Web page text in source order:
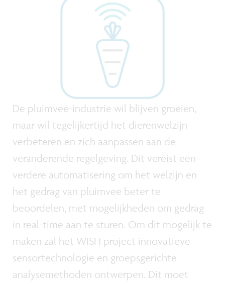
De pluimvee-industrie wil blijven groeien,
maar wil tegelijkertijd het dierenwelzijn
verbeteren en zich aanpassen aan de
veranderende regelgeving. Dit vereist een
verdere automatisering om het welzijn en
het gedrag van pluimvee beter te
beoordelen, met mogelijkheden om gedrag
in real-time aan te sturen. Om dit mogelijk te
maken zal het WISH project innovatieve
sensortechnologie en groepsgerichte
analysemethoden ontwerpen. Dit moet